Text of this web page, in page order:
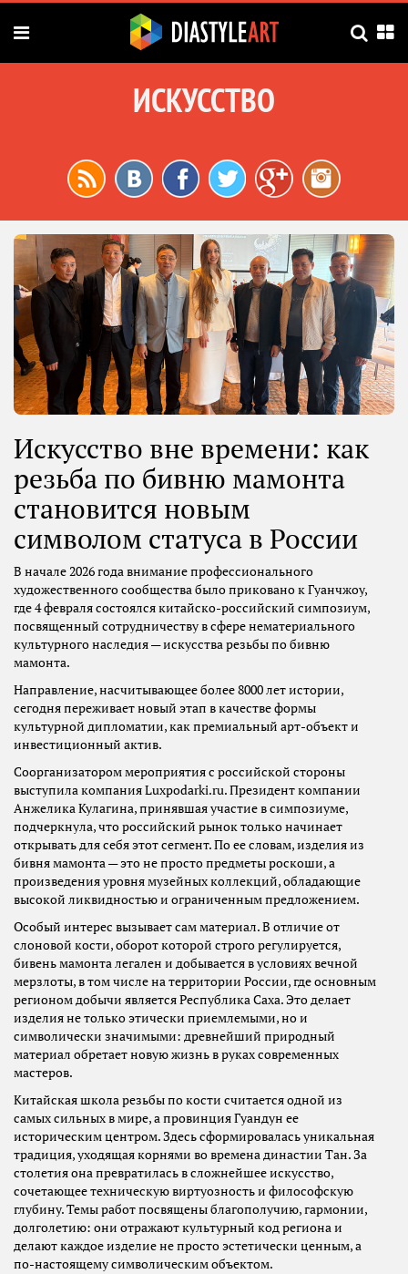
ИСКУССТВО
Искусство вне времени: как
резьба по бивню мамонта
становится новым
символом статуса в России
В начале 2026 года внимание профессионального
художественного сообщества было приковано к Гуанчжоу,
где 4 февраля состоялся китайско-российский симпозиум,
посвященный сотрудничеству в сфере нематериального
культурного наследия — искусства резьбы по бивню
мамонта.
Направление, насчитывающее более 8000 лет истории,
сегодня переживает новый этап в качестве формы
культурной дипломатии, как премиальный арт-объект и
инвестиционный актив.
Соорганизатором мероприятия с российской стороны
выступила компания Luxpodarki.ru. Президент компании
Анжелика Кулагина, принявшая участие в симпозиуме,
подчеркнула, что российский рынок только начинает
открывать для себя этот сегмент. По ее словам, изделия из
бивня мамонта — это не просто предметы роскоши, а
произведения уровня музейных коллекций, обладающие
высокой ликвидностью и ограниченным предложением.
Особый интерес вызывает сам материал. В отличие от
слоновой кости, оборот которой строго регулируется,
бивень мамонта легален и добывается в условиях вечной
мерзлоты, в том числе на территории России, где основным
регионом добычи является Республика Саха. Это делает
изделия не только этически приемлемыми, но и
символически значимыми: древнейший природный
материал обретает новую жизнь в руках современных
мастеров.
Китайская школа резьбы по кости считается одной из
самых сильных в мире, а провинция Гуандун ее
историческим центром. Здесь сформировалась уникальная
традиция, уходящая корнями во времена династии Тан. За
столетия она превратилась в сложнейшее искусство,
сочетающее техническую виртуозность и философскую
глубину. Темы работ посвящены благополучию, гармонии,
долголетию: они отражают культурный код региона и
делают каждое изделие не просто эстетически ценным, а
по-настоящему символическим объектом.